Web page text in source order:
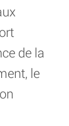
de la
le